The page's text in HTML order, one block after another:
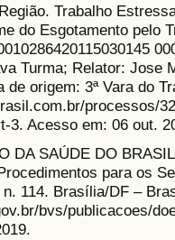
Trabalho
do Esgotamento pelo
Turma; Relator: Jose
de origem: 3ª Vara do
processos/
3. Acesso em: 06 out.
DA SAÚDE DO
para os
114. Brasília/DF –
bvs/publicacoes/